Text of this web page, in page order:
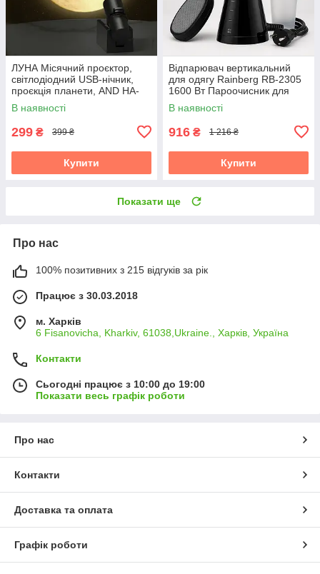
ЛУНА Місячний проєктор,
світлодіодний USB-нічник,
проєкція планети, AND HA-
126
В наявності
299 ₴ 399 ₴
Купити
Відпарювач вертикальний
для одягу Rainberg RB-2305
1600 Вт Пароочисник для
штор і постільної білизни
В наявності
916 ₴ 1 216 ₴
Купити
Показати ще
Про нас
100% позитивних з 215 відгуків за рік
Працює з 30.03.2018
м. Харків
6 Fisanovicha, Kharkiv, 61038,Ukraine., Харків, Україна
Контакти
Сьогодні працює з 10:00 до 19:00
Показати весь графік роботи
Про нас
Контакти
Доставка та оплата
Графік роботи